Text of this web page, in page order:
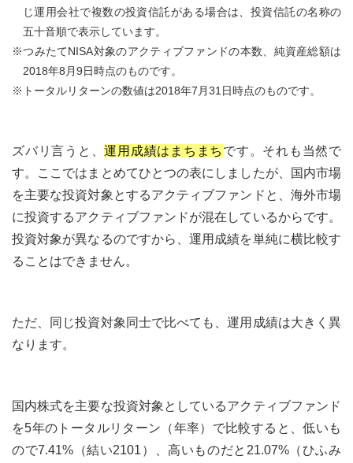
じ運用会社で複数の投資信託がある場合は、投資信託の名称の
五十音順で表示しています。
※つみたてNISA対象のアクティブファンドの本数、純資産総額は
2018年8月9日時点のものです。
※トータルリターンの数値は2018年7月31日時点のものです。
ズバリ言うと、運用成績はまちまち です。それも当然で
す。ここではまとめてひとつの表にしましたが、国内市場
を主要な投資対象とするアクティブファンドと、海外市場
に投資するアクティブファンドが混在しているからです。
投資対象が異なるのですから、運用成績を単純に横比較す
ることはできません。
ただ、同じ投資対象同士で比べても、運用成績は大きく異
なります。
国内株式を主要な投資対象としているアクティブファンド
を5年のトータルリターン（年率）で比較すると、低いも
ので7.41%（結い2101）、高いものだと21.07%（ひふみ